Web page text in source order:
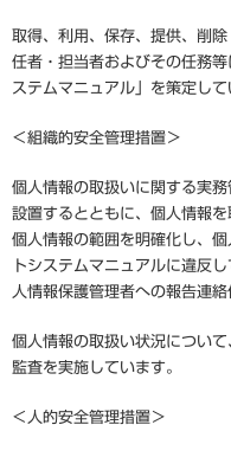
取得、利用、保存、提供、削
任者・担当者およびその任務
ステムマニュアル」を策定して
＜組織的安全管理措置＞
個人情報の取扱いに関する実
設置するとともに、個人情報
個人情報の範囲を明確化し、
トシステムマニュアルに違反
人情報保護管理者への報告連絡
個人情報の取扱い状況につい
監査を実施しています。
＜人的安全管理措置＞